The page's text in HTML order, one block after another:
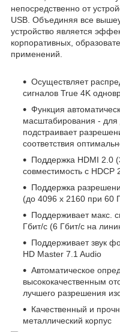
непосредственно от
USB. Объединяя все
устройство является
корпоративных,
применений.
Осуществляет
сигналов True 4K
Функция
масштабирования - для
подстраивает
соответствия
Поддержка HDMI 2.0
совместимость с HDCP
Поддержка
(до 4096 x 2160 при 60
Поддерживает макс.
Гбит/с (6 Гбит/с на
Поддерживает звук
HD Master 7.1 Audio
Автоматическое
высококачественным
лучшего разрешения
Качественный и
металлический корпус